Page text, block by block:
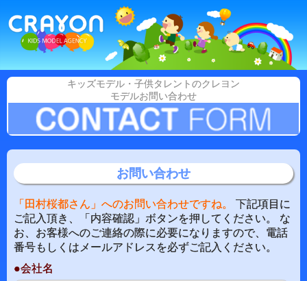
キッズモデル・子供タレントのクレヨン
モデルお問い合わせ
お問い合わせ
「田村桜都さん」へのお問い合わせですね。
下記項目に
ご記入頂き、「内容確認」ボタンを押してください。 な
お、お客様へのご連絡の際に必要になりますので、電話
番号もしくはメールアドレスを必ずご記入ください。
●会社名